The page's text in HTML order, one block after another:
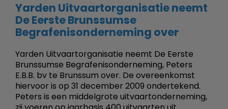
Yarden Uitvaartorganisatie neemt
De Eerste Brunssumse
Begrafenisonderneming over
Yarden Uitvaartorganisatie neemt De Eerste
Brunssumse Begrafenisonderneming, Peters
E.B.B. bv te Brunssum over. De overeenkomst
hiervoor is op 31 december 2009 ondertekend.
Peters is een middelgrote uitvaartonderneming,